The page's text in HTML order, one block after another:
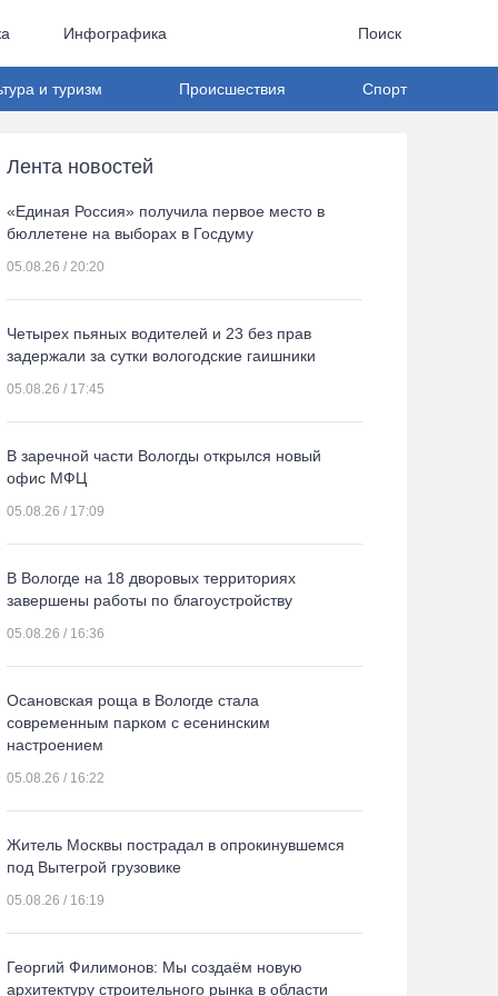
Инфографика Поиск
и туризм Происшествия Спорт
Лента новостей
«Единая Россия» получила первое место в
бюллетене на выборах в Госдуму
05.08.26 / 20:20
Четырех пьяных водителей и 23 без прав
задержали за сутки вологодские гаишники
05.08.26 / 17:45
В заречной части Вологды открылся новый
офис МФЦ
05.08.26 / 17:09
В Вологде на 18 дворовых территориях
завершены работы по благоустройству
05.08.26 / 16:36
Осановская роща в Вологде стала
современным парком с есенинским
настроением
05.08.26 / 16:22
Житель Москвы пострадал в опрокинувшемся
под Вытегрой грузовике
05.08.26 / 16:19
Георгий Филимонов: Мы создаём новую
архитектуру строительного рынка в области